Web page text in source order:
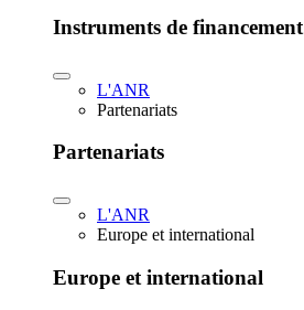
Instruments de financement
L'ANR
Partenariats
Partenariats
L'ANR
Europe et international
Europe et international